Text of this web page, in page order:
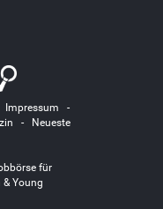
Impressum -
-
Neueste
für
Young